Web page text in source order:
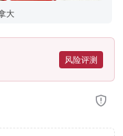
大
风险评测